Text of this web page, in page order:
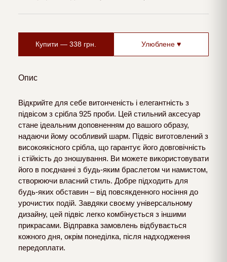
Купити — 338 грн. Улюблене ♥
Опис
Відкрийте для себе витонченість і елегантність з
підвісом з срібла 925 проби. Цей стильний аксесуар
стане ідеальним доповненням до вашого образу,
надаючи йому особливий шарм. Підвіс виготовлений з
високоякісного срібла, що гарантує його довговічність
і стійкість до зношування. Ви можете використовувати
його в поєднанні з будь-яким браслетом чи намистом,
створюючи власний стиль. Добре підходить для
будь-яких обставин – від повсякденного носіння до
урочистих подій. Завдяки своєму універсальному
дизайну, цей підвіс легко комбінується з іншими
прикрасами. Відправка замовлень відбувається
кожного дня, окрім понеділка, після надходження
передоплати.